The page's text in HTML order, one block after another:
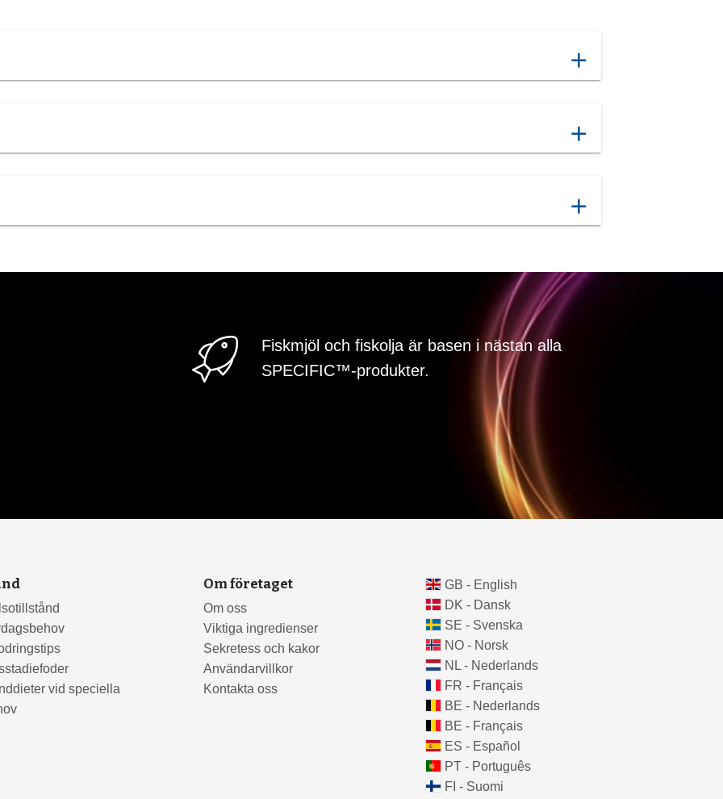
add
add
add
Fiskmjöl och fiskolja är basen i nästan alla
SPECIFIC™-produkter.
vid speciella
Om företaget
Om oss
Viktiga ingredienser
Sekretess och kakor
Användarvillkor
Kontakta oss
GB - English
DK - Dansk
SE - Svenska
NO - Norsk
NL - Nederlands
FR - Français
BE - Nederlands
BE - Français
ES - Español
PT - Português
FI - Suomi